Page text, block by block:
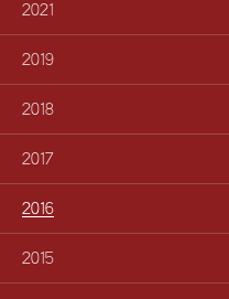
2021
2019
2018
2017
2016
2015